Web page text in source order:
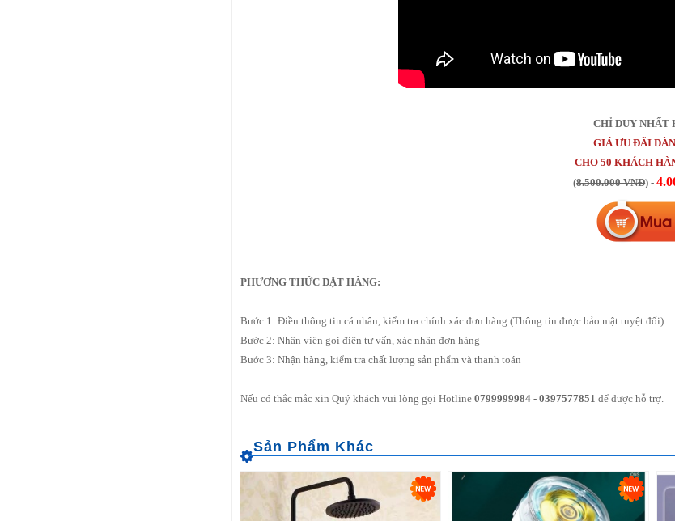
CHỈ DUY NHẤT
GIÁ ƯU ĐÃI
CHO 50 KHÁCH
(8.500.000 VNĐ) -
PHƯƠNG THỨC ĐẶT HÀNG:
Bước 1: Điền thông tin cá nhân, kiểm tra chính xác đơn hàng (Thông tin được bảo mật tuyệt đối)
Bước 2: Nhân viên gọi điện tư vấn, xác nhận đơn hàng
Bước 3: Nhận hàng, kiểm tra chất lượng sản phẩm và thanh toán
Nếu có thắc mắc xin Quý khách vui lòng gọi Hotline0799999984 - 0397577851 để được hỗ trợ.